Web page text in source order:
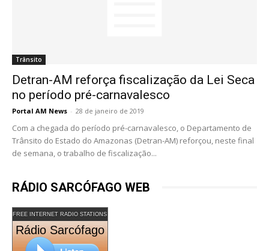
Trânsito
Detran-AM reforça fiscalização da Lei Seca
no período pré-carnavalesco
Portal AM News - 28 de janeiro de 2019
Com a chegada do período pré-carnavalesco, o Departamento de
Trânsito do Estado do Amazonas (Detran-AM) reforçou, neste final
de semana, o trabalho de fiscalização...
RÁDIO SARCÓFAGO WEB
FREE INTERNET RADIO STATIONS
Rádio Sarcófago